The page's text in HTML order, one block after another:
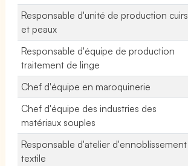
Responsable d'unité de production cuirs
et peaux
Responsable d'équipe de production
traitement de linge
Chef d'équipe en maroquinerie
Chef d'équipe des industries des
matériaux souples
Responsable d'atelier d'ennoblissement
textile